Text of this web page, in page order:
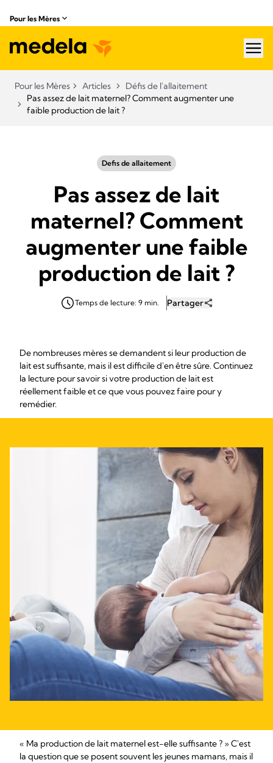
Pour les Mères
Pour les Mères Articles
Défis de l'allaitement
Pas assez de lait maternel? Comment augmenter une
faible production de lait ?
Defis de allaitement
Pas assez de lait
maternel? Comment
augmenter une faible
production de lait ?
Temps de lecture: 9 min. Partager
De nombreuses mères se demandent si leur production de
lait est suffisante, mais il est difficile d'en être sûre. Continuez
la lecture pour savoir si votre production de lait est
réellement faible et ce que vous pouvez faire pour y
remédier.
« Ma production de lait maternel est-elle suffisante ? » C'est
la question que se posent souvent les jeunes mamans, mais il